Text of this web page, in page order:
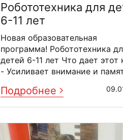
Робототехника для
6-11 лет
Новая образовательная
программа! Робототехника
детей 6-11 лет Что дает этот
- Усиливает внимание и
Подробнее